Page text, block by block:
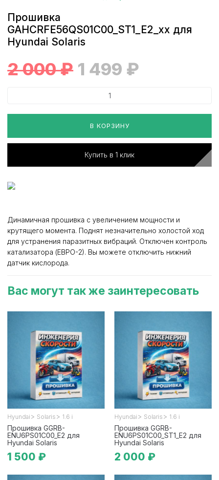
Прошивка
GAHCRFE56QS01C00_ST1_E2_xx для
Hyundai Solaris
2 000₽ 1 499 ₽
В КОРЗИНУ
Купить в 1 клик
Динамичная прошивка с увеличением мощности и
крутящего момента. Поднят незначительно холостой ход
для устранения паразитных вибраций. Отключен контроль
катализатора (ЕВРО-2). Вы можете отключить нижний
датчик кислорода.
Вас могут так же заинтересовать
Hyundai > Solaris > 1.6 i
Прошивка GGRB-
ENU6PS01C00_E2 для
Hyundai Solaris
1 500 ₽
Hyundai > Solaris > 1.6 i
Прошивка GGRB-
ENU6PS01C00_ST1_E2 для
Hyundai Solaris
2 000 ₽